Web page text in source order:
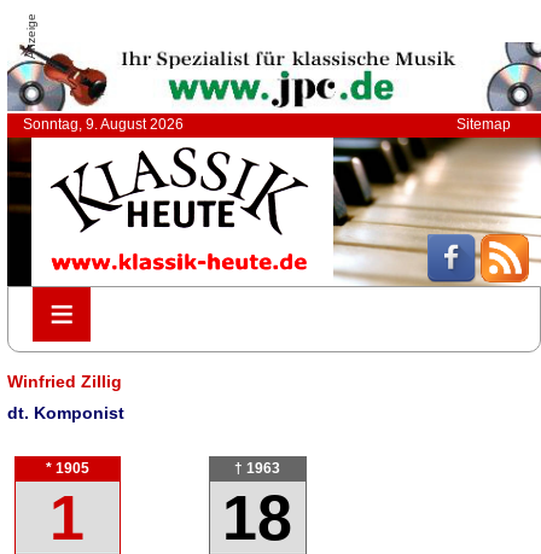
Anzeige
Sonntag, 9. August 2026 Sitemap
≡
≡
Winfried Zillig
dt. Komponist
* 1905
1
† 1963
18